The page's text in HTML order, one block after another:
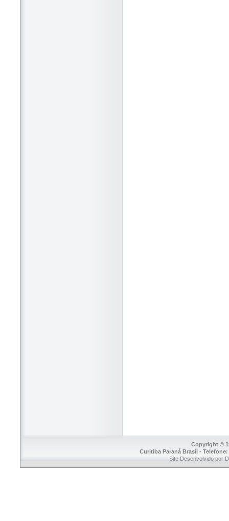
Copyright ©
Curitiba Paraná Brasil -
Site Desenvolvido por